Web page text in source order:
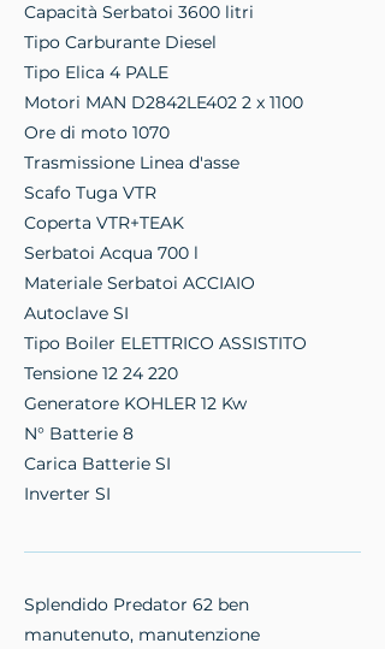
Capacità Serbatoi 3600 litri
Tipo Carburante Diesel
Tipo Elica 4 PALE
Motori MAN D2842LE402 2 x 1100
Ore di moto 1070
Trasmissione Linea d'asse
Scafo Tuga VTR
Coperta VTR+TEAK
Serbatoi Acqua 700 l
Materiale Serbatoi ACCIAIO
Autoclave SI
Tipo Boiler ELETTRICO ASSISTITO
Tensione 12 24 220
Generatore KOHLER 12 Kw
N° Batterie 8
Carica Batterie SI
Inverter SI
Splendido Predator 62 ben
manutenuto, manutenzione